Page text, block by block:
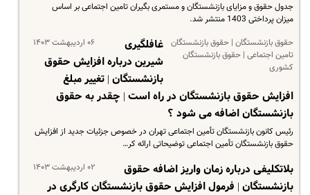
جدول حقوق و مزایای بازنشستگان و مستمری بگیران تامین اجتماعی بر اساس
میزان پرداختی 1403 منتشر شد.
حقوق بازنشستگان | حقوق بازنشستگان
تامین اجتماعی | حقوق بازنشستگان
کشوری
۰۶ اردیبهشت ۱۴۰۳
غافلگیری
شیرین درباره افزایش حقوق
بازنشستگان | تغییر مبلغ
افزایش حقوق بازنشستگان در راه است | چقدر به حقوق
بازنشستگان اضافه می شود ؟
رئیس کانون بازنشستگان تأمین اجتماعی تهران در خصوص جزئیات جدید از افزایش
حقوق بازنشستگان تأمین اجتماعی توضیحاتی ارائه کر…
۰۲ اردیبهشت ۱۴۰۳
بلاتکلیفی درباره زمان واریز اضافه حقوق
بازنشستگان | فرمول افزایش حقوق بازنشستگان کارگری در